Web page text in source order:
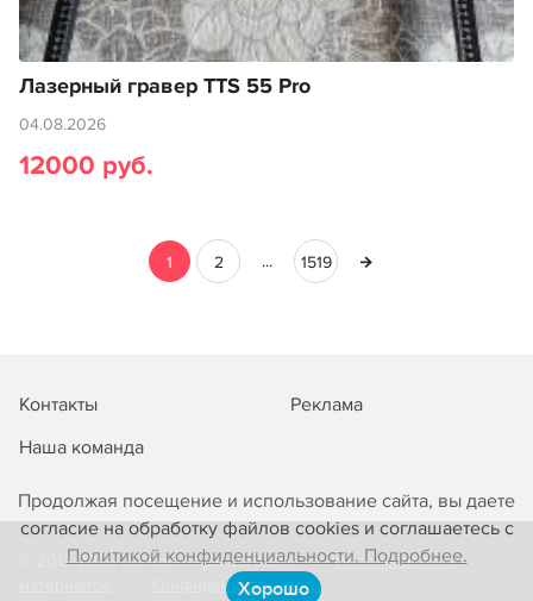
Продолжая посещение и использование сайта, вы даете
согласие на обработку файлов cookies и соглашаетесь с
Политикой конфиденциальности. Подробнее.
Хорошо
Лазерный гравер TTS 55 Pro
04.08.2026
12000 руб.
1 2 ... 1519
Контакты
Реклама
Наша команда
© 2013-2026 3D-принтеры сегодня!
Использование
Конфиденциальность